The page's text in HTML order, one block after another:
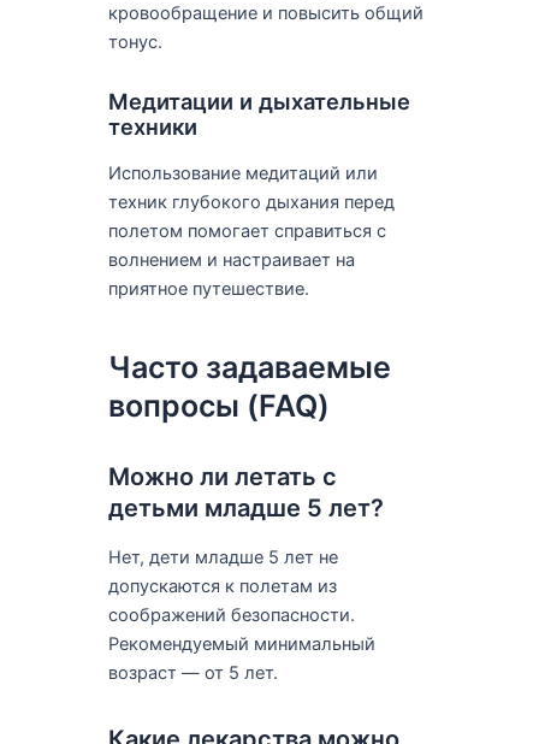
кровообращение и повысить общий
тонус.
Медитации и дыхательные
техники
Использование медитаций или
техник глубокого дыхания перед
полетом помогает справиться с
волнением и настраивает на
приятное путешествие.
Часто задаваемые
вопросы (FAQ)
Можно ли летать с
детьми младше 5 лет?
Нет, дети младше 5 лет не
допускаются к полетам из
соображений безопасности.
Рекомендуемый минимальный
возраст — от 5 лет.